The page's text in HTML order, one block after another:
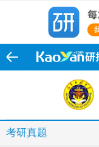
考研真题